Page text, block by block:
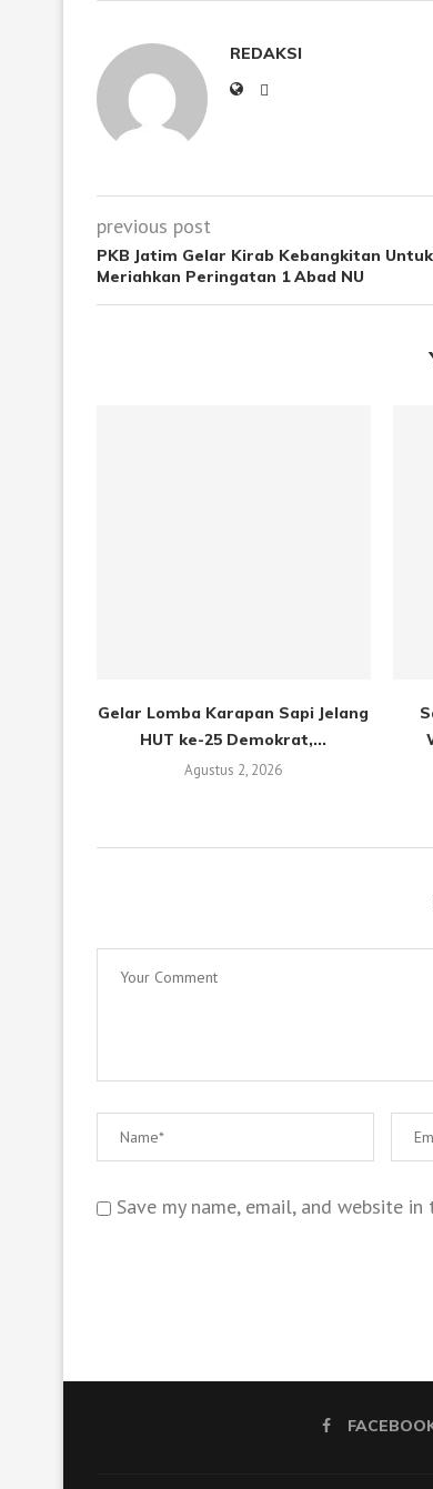
REDAKSI
previous post
PKB Jatim Gelar Kirab Kebangkitan Untuk
Meriahkan Peringatan 1 Abad NU
Gelar Lomba Karapan Sapi Jelang
HUT ke-25 Demokrat,...
Agustus 2, 2026
Save my name, email, and website